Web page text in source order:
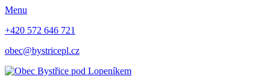
Menu
+420 572 646 721
obec@bystricepl.cz